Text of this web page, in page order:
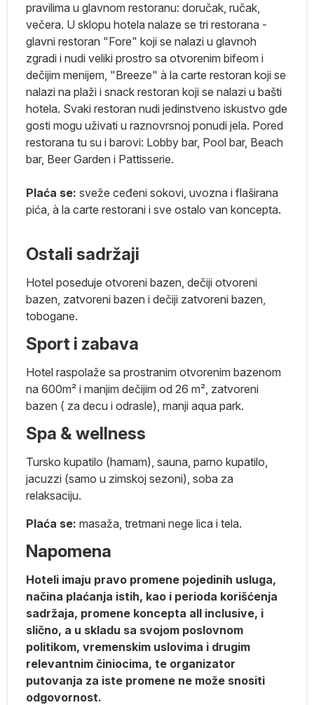
pravilima u glavnom restoranu: doručak, ručak,
večera. U sklopu hotela nalaze se tri restorana -
glavni restoran "Fore" koji se nalazi u glavnoh
zgradi i nudi veliki prostro sa otvorenim bifeom i
dečijim menijem, "Breeze" à la carte restoran koji se
nalazi na plaži i snack restoran koji se nalazi u bašti
hotela. Svaki restoran nudi jedinstveno iskustvo gde
gosti mogu uživati u raznovrsnoj ponudi jela. Pored
restorana tu su i barovi: Lobby bar, Pool bar, Beach
bar, Beer Garden i Pattisserie.
Plaća se: sveže ceđeni sokovi, uvozna i flaširana
pića, à la carte restorani i sve ostalo van koncepta.
Ostali sadržaji
Hotel poseduje otvoreni bazen, dečiji otvoreni
bazen, zatvoreni bazen i dečiji zatvoreni bazen,
tobogane.
Sport i zabava
Hotel raspolaže sa prostranim otvorenim bazenom
na 600m² i manjim dečijim od 26 m², zatvoreni
bazen ( za decu i odrasle), manji aqua park.
Spa & wellness
Tursko kupatilo (hamam), sauna, parno kupatilo,
jacuzzi (samo u zimskoj sezoni), soba za
relaksaciju.
Plaća se: masaža, tretmani nege lica i tela.
Napomena
Hoteli imaju pravo promene pojedinih usluga,
načina plaćanja istih, kao i perioda korišćenja
sadržaja, promene koncepta all inclusive, i
slično, a u skladu sa svojom poslovnom
politikom, vremenskim uslovima i drugim
relevantnim činiocima, te organizator
putovanja za iste promene ne može snositi
odgovornost.